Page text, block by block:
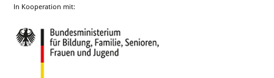
In Kooperation mit: